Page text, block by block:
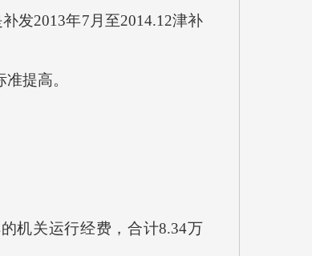
发2013年7月至2014.12津补
提高。
机关运行经费，合计8.34万